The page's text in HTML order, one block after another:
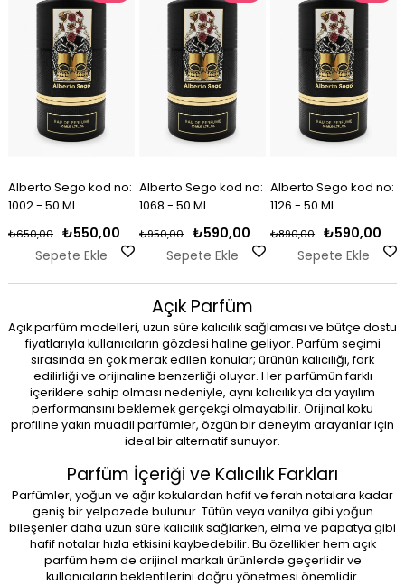
Alberto Sego kod no:
1002 - 50 ML
₺550,00
₺650,00
Sepete Ekle
Alberto Sego kod no:
1068 - 50 ML
₺590,00
₺950,00
Sepete Ekle
Alberto Sego kod no:
1126 - 50 ML
₺590,00
₺890,00
Sepete Ekle
Alberto Sego kod no:
1076 - 50 ML
₺590,00
₺950,00
Sepete Ekle
Alberto Sego kod no:
1090 - 50 ML
₺690,00
₺1.000,00
Sepete Ekle
%31
Alberto Sego kod no:
1114 - 50 ML
₺890,00
₺1.100,00
Sepete Ekle
Alberto Sego kod no:
1090 - 50 ML
₺690,00
₺1.000,00
Sepete Ekle
Alberto Sego kod no:
1114 - 50 ML
₺890,00
₺1.100,00
Sepete Ekle
%19
Alberto Sego kod no:
1144 - 50 ML
₺750,00
₺990,00
Sepete Ekle
Açık Parfüm
Açık parfüm modelleri, uzun süre kalıcılık sağlaması ve bütçe dostu
fiyatlarıyla kullanıcıların gözdesi haline geliyor. Parfüm seçimi
sırasında en çok merak edilen konular; ürünün kalıcılığı, fark
edilirliği ve orijinaline benzerliği oluyor. Her parfümün farklı
içeriklere sahip olması nedeniyle, aynı kalıcılık ya da yayılım
performansını beklemek gerçekçi olmayabilir. Orijinal koku
profiline yakın muadil parfümler, özgün bir deneyim arayanlar için
ideal bir alternatif sunuyor.
Parfüm İçeriği ve Kalıcılık Farkları
Parfümler, yoğun ve ağır kokulardan hafif ve ferah notalara kadar
geniş bir yelpazede bulunur. Tütün veya vanilya gibi yoğun
bileşenler daha uzun süre kalıcılık sağlarken, elma ve papatya gibi
hafif notalar hızla etkisini kaybedebilir. Bu özellikler hem açık
parfüm hem de orijinal markalı ürünlerde geçerlidir ve
kullanıcıların beklentilerini doğru yönetmesi önemlidir.